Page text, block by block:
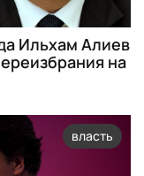
Ильхам Алиев
на
власть